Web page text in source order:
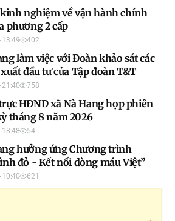
nghiệm về vận hành chính
phương 2 cấp
13:49 402
làm việc với Đoàn khảo sát các
đầu tư của Tập đoàn T&T
21:40 758
HĐND xã Nà Hang họp phiên
tháng 8 năm 2026
18:48 54
hưởng ứng Chương trình
đỏ - Kết nối dòng máu Việt”
10:40 621